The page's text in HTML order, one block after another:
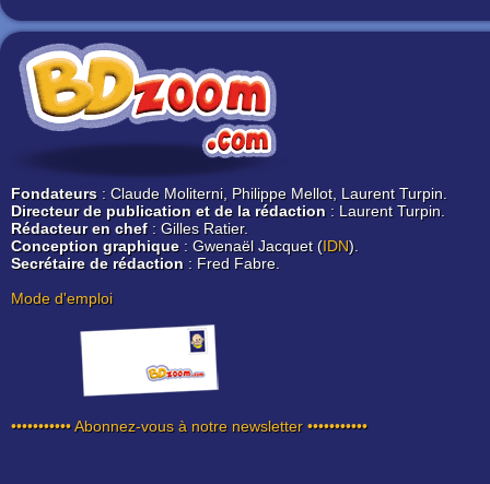
Fondateurs : Claude Moliterni, Philippe Mellot, Laurent Turpin.
Directeur de publication et de la rédaction : Laurent Turpin.
Rédacteur en chef: Gilles Ratier.
Conception graphique: Gwenaël Jacquet (IDN).
Secrétaire de rédaction : Fred Fabre.
Mode d'emploi
••••••••••• Abonnez-vous à notre newsletter •••••••••••